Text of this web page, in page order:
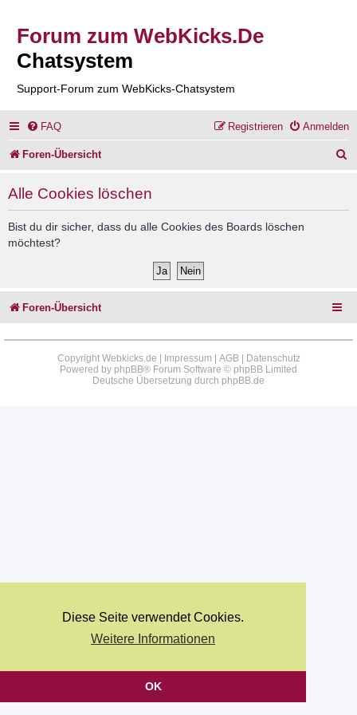
Diese Seite verwendet Cookies.
Weitere Informationen
OK
Forum zum WebKicks.De
Chatsystem
Support-Forum zum WebKicks-Chatsystem
FAQ Anmelden
Registrieren
Foren-Übersicht
Alle Cookies löschen
Bist du dir sicher, dass du alle Cookies des Boards löschen
möchtest?
Foren-Übersicht
Copyright Webkicks.de | Impressum AGB|
Datenschutz
Powered by phpBB® Forum Software © phpBB Limited
Deutsche Übersetzung durch phpBB.de